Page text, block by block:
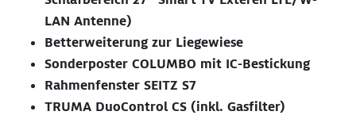
LAN Antenne)
Betterweiterung zur Liegewiese
Sonderposter COLUMBO mit IC-Bestickung
Rahmenfenster SEITZ S7
TRUMA DuoControl CS (inkl. Gasfilter)